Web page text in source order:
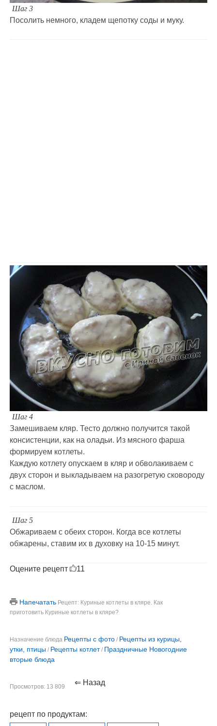
Шаг 3
Посолить немного, кладем щепотку соды и муку.
Шаг 4
Замешиваем кляр. Тесто должно получится такой
консистенции, как на оладьи. Из мясного фарша
формируем котлеты.
Каждую котлету опускаем в кляр и обволакиваем с
двух сторон и выкладываем на разогретую сковороду
с маслом.
Шаг 5
Обжариваем с обеих сторон. Когда все котлеты
обжарены, ставим их в духовку на 10-15 минут.
Оцените рецепт 11
Напечатать Рецепт: Куриные котлеты в кляре. Как
приготовить Куриные котлеты в кляре?
Назначение блюда Рецепты с фото / Рецепты из курицы,
утки, птицы / Рецепты котлет/ Праздничные Новогодние
вторые блюда
Просмотров: 13 809 ⇐ Назад
рецепт по продуктам: